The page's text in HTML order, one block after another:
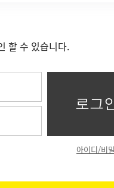
할 수 있습니다.
아이디/비